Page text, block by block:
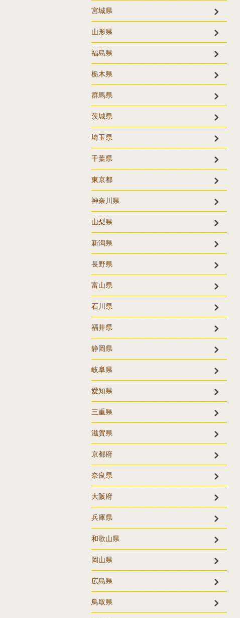
宮城県
山形県
福島県
栃木県
群馬県
茨城県
埼玉県
千葉県
東京都
神奈川県
山梨県
新潟県
長野県
富山県
石川県
福井県
静岡県
岐阜県
愛知県
三重県
滋賀県
京都府
奈良県
大阪府
兵庫県
和歌山県
岡山県
広島県
鳥取県